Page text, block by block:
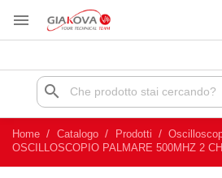

search
Home Catalogo Prodotti
OSCILLOSCOPIO PALMARE 500MHZ 2 CH